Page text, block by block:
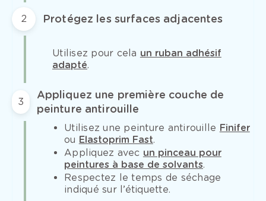
2 Protégez les surfaces adjacentes
Utilisez pour cela un ruban adhésif
adapté.
3
Appliquez une première couche de
peinture antirouille
Utilisez une peinture antirouille Finifer
ou Elastoprim Fast.
Appliquez avec un pinceau pour
peintures à base de solvants.
Respectez le temps de séchage
indiqué sur l’étiquette.